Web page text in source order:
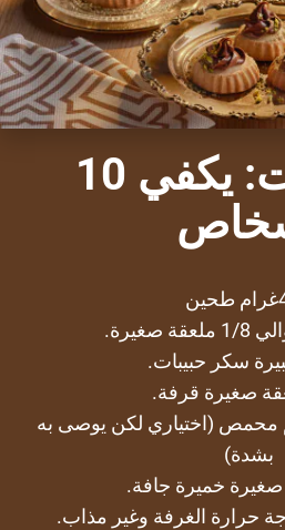
المكوّنات: يكفي 10
سكر حبيبات.
محمص (اختياري لكن يوصى به
بشدة)